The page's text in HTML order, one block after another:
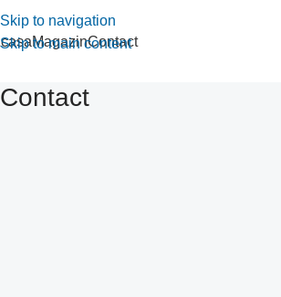
Skip to navigation
Skip to main content
MagazinContact
Contact